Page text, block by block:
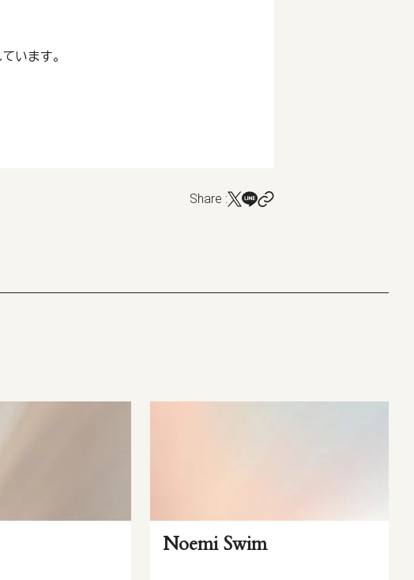
います。
Share :
Noemi Swim